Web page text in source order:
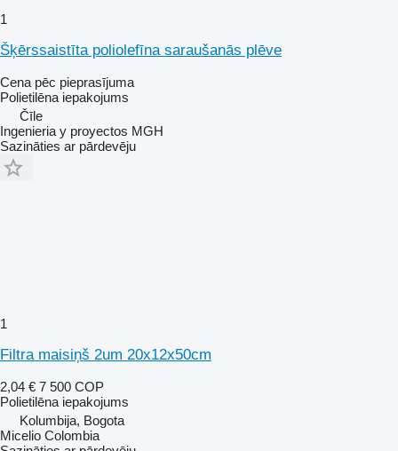
1
Šķērssaistīta poliolefīna saraušanās plēve
Cena pēc pieprasījuma
Polietilēna iepakojums
Čīle
Ingenieria y proyectos MGH
Sazināties ar pārdevēju
1
Filtra maisiņš 2um 20x12x50cm
2,04 € 7 500 COP
Polietilēna iepakojums
Kolumbija, Bogota
Micelio Colombia